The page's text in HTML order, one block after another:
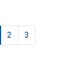
Página
2 Página
3